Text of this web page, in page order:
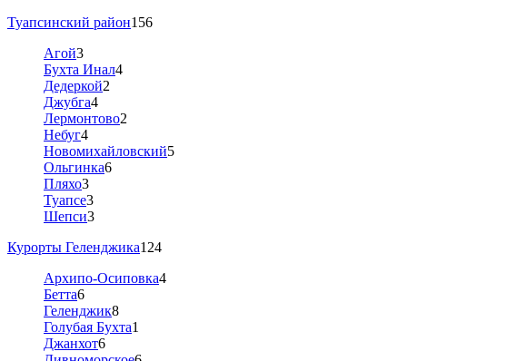
Туапсинский район156
Агой3
Бухта Инал4
Дедеркой2
Джубга4
Лермонтово2
Небуг4
Новомихайловский5
Ольгинка6
Пляхо3
Туапсе3
Шепси3
Курорты Геленджика124
Архипо-Осиповка4
Бетта6
Геленджик8
Голубая Бухта1
Джанхот6